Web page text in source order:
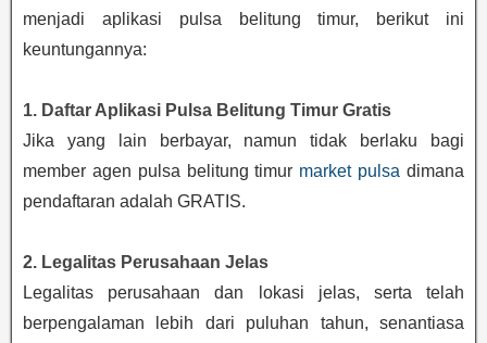
menjadi aplikasi pulsa belitung timur, berikut ini
keuntungannya:
1. Daftar Aplikasi Pulsa Belitung Timur Gratis
Jika yang lain berbayar, namun tidak berlaku bagi
member agen pulsa belitung timur market pulsa dimana
pendaftaran adalah GRATIS.
2. Legalitas Perusahaan Jelas
Legalitas perusahaan dan lokasi jelas, serta telah
berpengalaman lebih dari puluhan tahun, senantiasa